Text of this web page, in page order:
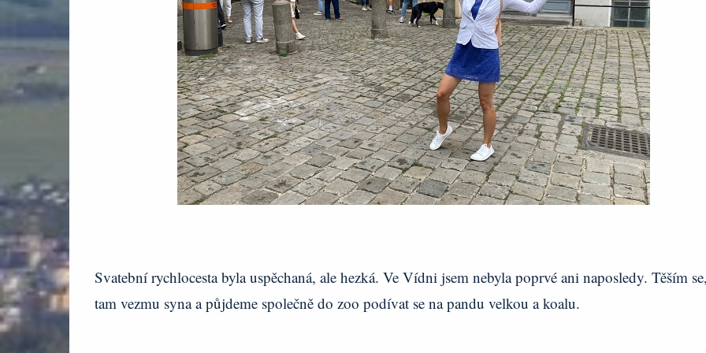
Svatební rychlocesta byla uspěchaná, ale hezká. Ve Vídni jsem nebyla poprvé ani naposledy. Těším
tam vezmu syna a půjdeme společně do zoo podívat se na pandu velkou a koalu.